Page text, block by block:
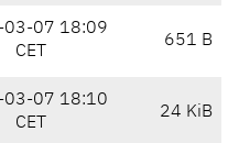
03-07 18:09
CET
651 B
03-07 18:10
CET
24 KiB